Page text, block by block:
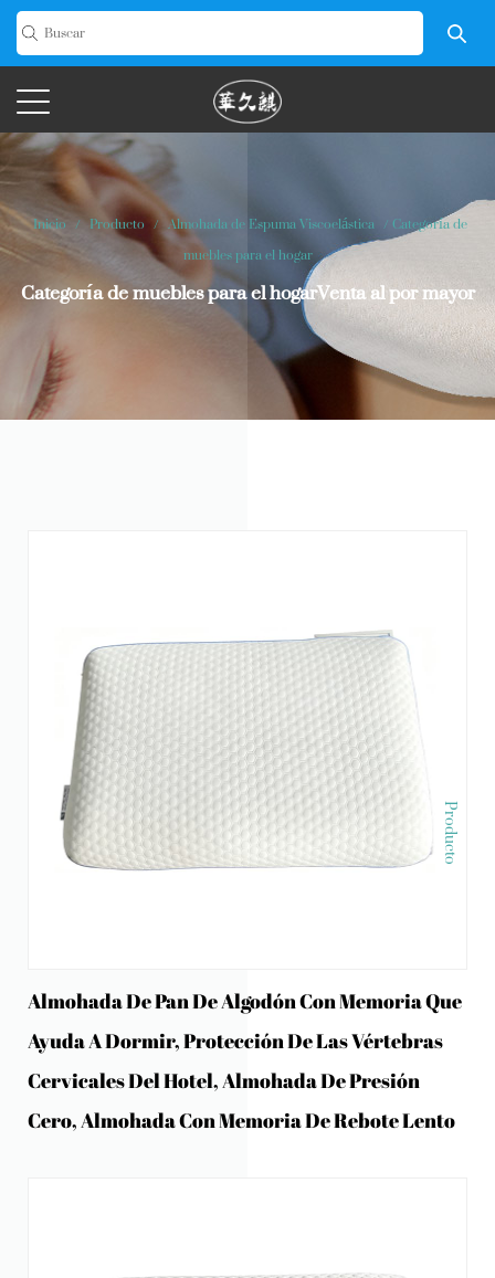
Inicio/Producto/Almohada de Espuma Viscoelástica /Categoría de
muebles para el hogar
Categoría de muebles para el hogarVenta al por mayor
Producto
Almohada De Pan De Algodón Con Memoria Que
Ayuda A Dormir, Protección De Las Vértebras
Cervicales Del Hotel, Almohada De Presión
Cero, Almohada Con Memoria De Rebote Lento